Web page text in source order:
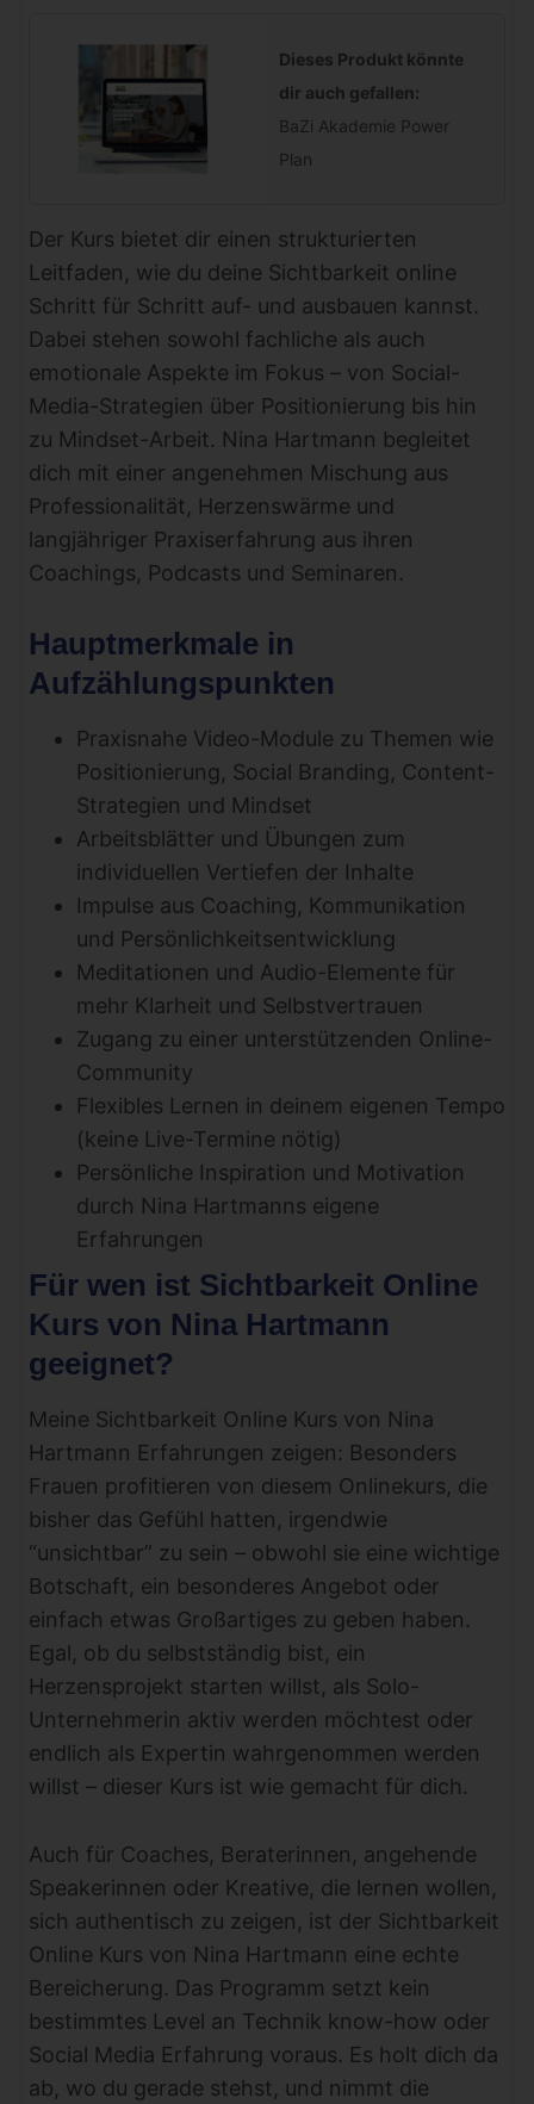
Dieses Produkt könnte
dir auch gefallen:
BaZi Akademie Power
Plan
Der Kurs bietet dir einen strukturierten
Leitfaden, wie du deine Sichtbarkeit online
Schritt für Schritt auf- und ausbauen kannst.
Dabei stehen sowohl fachliche als auch
emotionale Aspekte im Fokus – von Social-
Media-Strategien über Positionierung bis hin
zu Mindset-Arbeit. Nina Hartmann begleitet
dich mit einer angenehmen Mischung aus
Professionalität, Herzenswärme und
langjähriger Praxiserfahrung aus ihren
Coachings, Podcasts und Seminaren.
Hauptmerkmale in
Aufzählungspunkten
Praxisnahe Video-Module zu Themen wie
Positionierung, Social Branding, Content-
Strategien und Mindset
Arbeitsblätter und Übungen zum
individuellen Vertiefen der Inhalte
Impulse aus Coaching, Kommunikation
und Persönlichkeitsentwicklung
Meditationen und Audio-Elemente für
mehr Klarheit und Selbstvertrauen
Zugang zu einer unterstützenden Online-
Community
Flexibles Lernen in deinem eigenen Tempo
(keine Live-Termine nötig)
Persönliche Inspiration und Motivation
durch Nina Hartmanns eigene
Erfahrungen
Für wen ist Sichtbarkeit Online
Kurs von Nina Hartmann
geeignet?
Meine Sichtbarkeit Online Kurs von Nina
Hartmann Erfahrungen zeigen: Besonders
Frauen profitieren von diesem Onlinekurs, die
bisher das Gefühl hatten, irgendwie
“unsichtbar” zu sein – obwohl sie eine wichtige
Botschaft, ein besonderes Angebot oder
einfach etwas Großartiges zu geben haben.
Egal, ob du selbstständig bist, ein
Herzensprojekt starten willst, als Solo-
Unternehmerin aktiv werden möchtest oder
endlich als Expertin wahrgenommen werden
willst – dieser Kurs ist wie gemacht für dich.
Auch für Coaches, Beraterinnen, angehende
Speakerinnen oder Kreative, die lernen wollen,
sich authentisch zu zeigen, ist der Sichtbarkeit
Online Kurs von Nina Hartmann eine echte
Bereicherung. Das Programm setzt kein
bestimmtes Level an Technik know-how oder
Social Media Erfahrung voraus. Es holt dich da
ab, wo du gerade stehst, und nimmt die